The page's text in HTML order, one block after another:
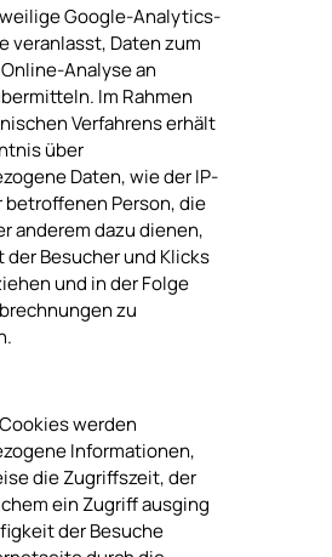
Google-Analytics-
veranlasst, Daten zum
Analyse an
Im Rahmen
Verfahrens erhält
über
Daten, wie der IP-
betroffenen Person, die
anderem dazu dienen,
der Besucher und Klicks
und in der Folge
zu
werden
Informationen,
die Zugriffszeit, der
ein Zugriff ausging
der Besuche